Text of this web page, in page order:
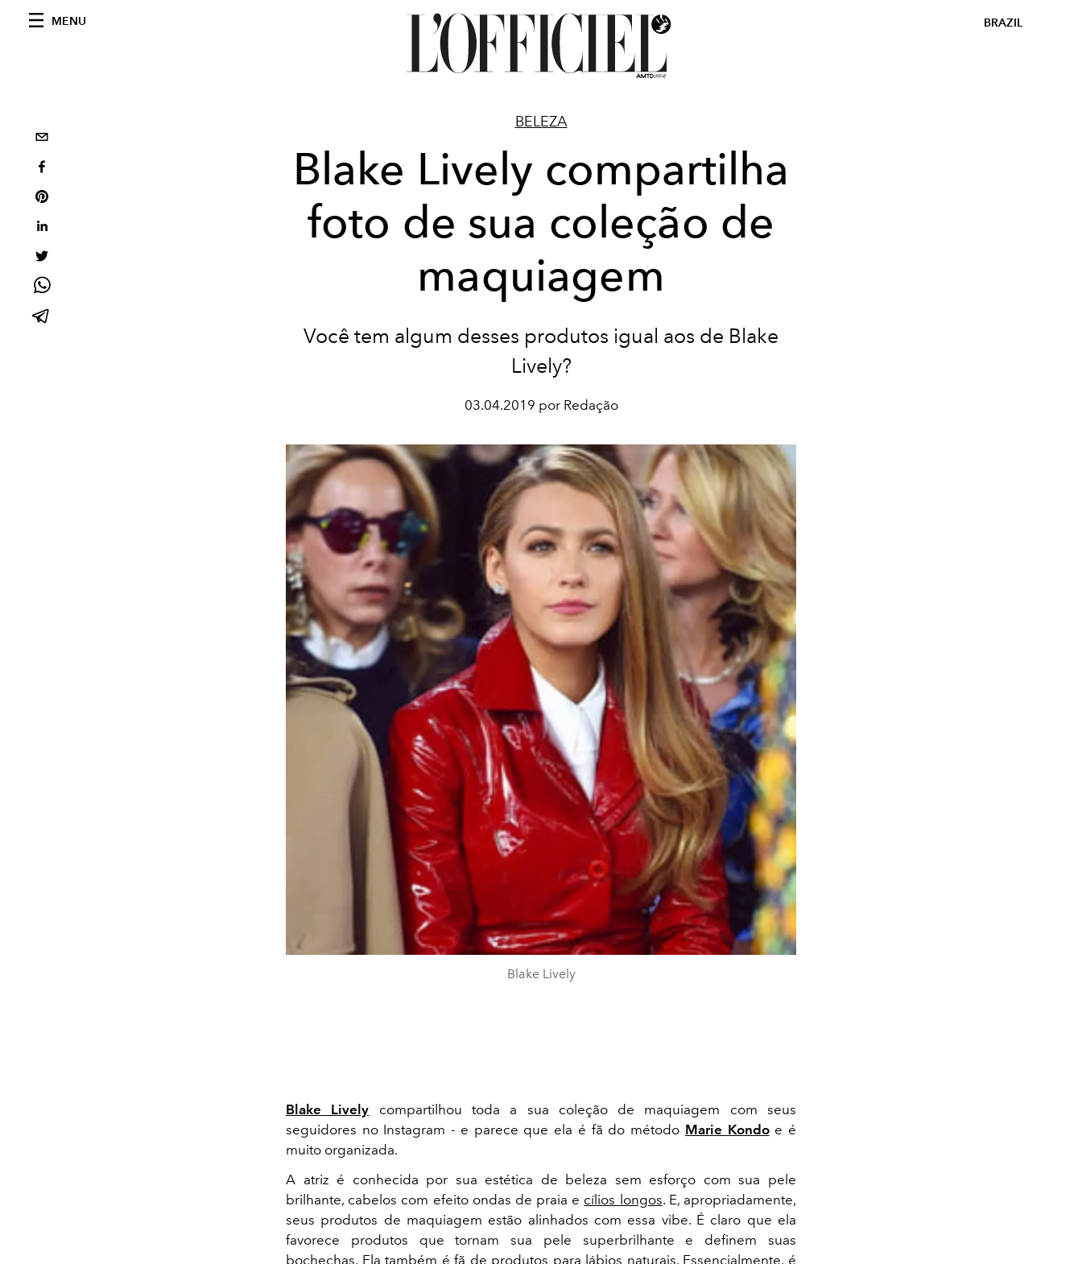
MENU BRAZIL
BELEZA
Blake Lively compartilha
foto de sua coleção de
maquiagem
Você tem algum desses produtos igual aos de Blake
Lively?
03.04.2019 por Redação
Blake Lively
Blake Lively compartilhou toda a sua coleção de maquiagem com seus
seguidores no Instagram - e parece que ela é fã do método Marie Kondoe é
muito organizada.
A atriz é conhecida por sua estética de beleza sem esforço com sua pele
brilhante, cabelos com efeito ondas de praia e cílios longos. E, apropriadamente,
seus produtos de maquiagem estão alinhados com essa vibe. É claro que ela
favorece produtos que tornam sua pele superbrilhante e definem suas
bochechas. Ela também é fã de produtos para lábios naturais. Essencialmente, é